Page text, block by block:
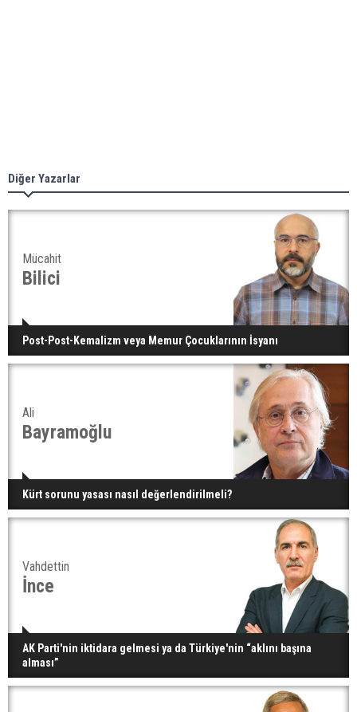
Diğer Yazarlar
Mücahit
Bilici
Post-Post-Kemalizm veya Memur Çocuklarının İsyanı
Ali
Bayramoğlu
Kürt sorunu yasası nasıl değerlendirilmeli?
Vahdettin
İnce
AK Parti'nin iktidara gelmesi ya da Türkiye'nin “aklını başına
alması”